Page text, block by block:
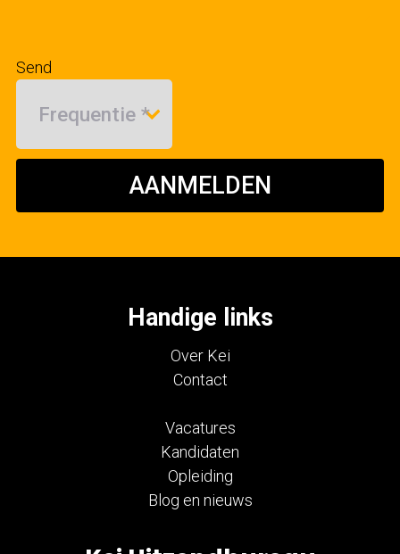
Send
AANMELDEN
Handige links
Over Kei
Contact
Vacatures
Kandidaten
Opleiding
Blog en nieuws